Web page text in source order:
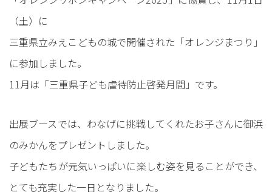
（土）に
三重県立みえこどもの城で開催された「オレンジまつり」
に参加しました。
11月は「三重県子ども虐待防止啓発月間」です。
出展ブースでは、わなげに挑戦してくれたお子さんに御浜
のみかんをプレゼントしました。
子どもたちが元気いっぱいに楽しむ姿を見ることができ、
とても充実した一日となりました。